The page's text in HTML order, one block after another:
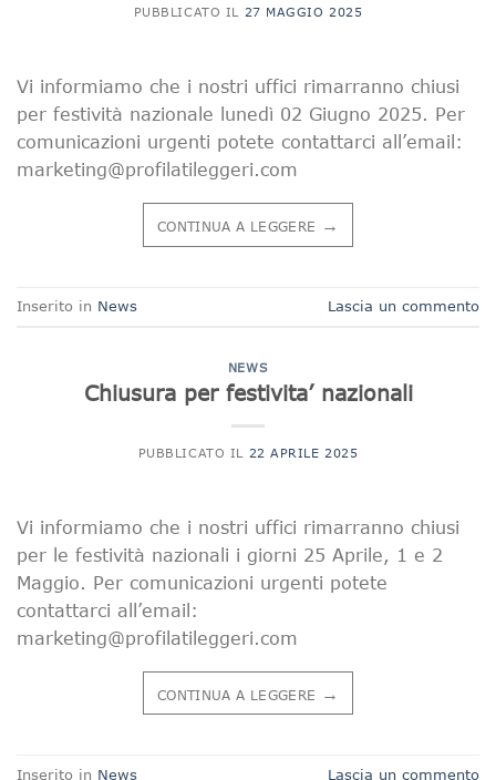
PUBBLICATO IL 27 MAGGIO 2025
Vi informiamo che i nostri uffici rimarranno chiusi
per festività nazionale lunedì 02 Giugno 2025. Per
comunicazioni urgenti potete contattarci all’email:
marketing@profilatileggeri.com
CONTINUA A LEGGERE →
Inserito in News Lascia un commento
NEWS
Chiusura per festivita’ nazionali
PUBBLICATO IL 22 APRILE 2025
Vi informiamo che i nostri uffici rimarranno chiusi
per le festività nazionali i giorni 25 Aprile, 1 e 2
Maggio. Per comunicazioni urgenti potete
contattarci all’email:
marketing@profilatileggeri.com
CONTINUA A LEGGERE →
Inserito in News Lascia un commento